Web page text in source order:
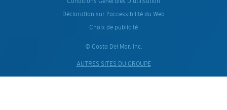
Déclaration sur l'accessibilité du Web
Choix de publicité
© Costa Del Mar, Inc.
AUTRES SITES DU GROUPE